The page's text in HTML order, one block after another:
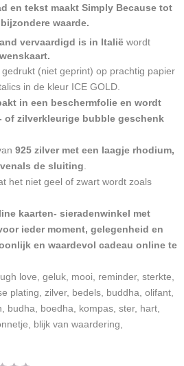
en tekst maakt Simply Because tot
waarde.
vervaardigd is in Italië wordt
wenskaart.
(niet geprint) op prachtig papier
in de kleur ICE GOLD.
in een beschermfolie en wordt
of zilverkleurige bubble geschenk
925 zilver met een laagje rhodium,
de sluiting.
het niet geel of zwart wordt zoals
kaarten- sieradenwinkel met
ieder moment, gelegenheid en
en waardevol cadeau online te
love, geluk, mooi, reminder, sterkte,
plating, zilver, bedels, buddha, olifant,
budha, boedha, kompas, ster, hart,
blijk van waardering,